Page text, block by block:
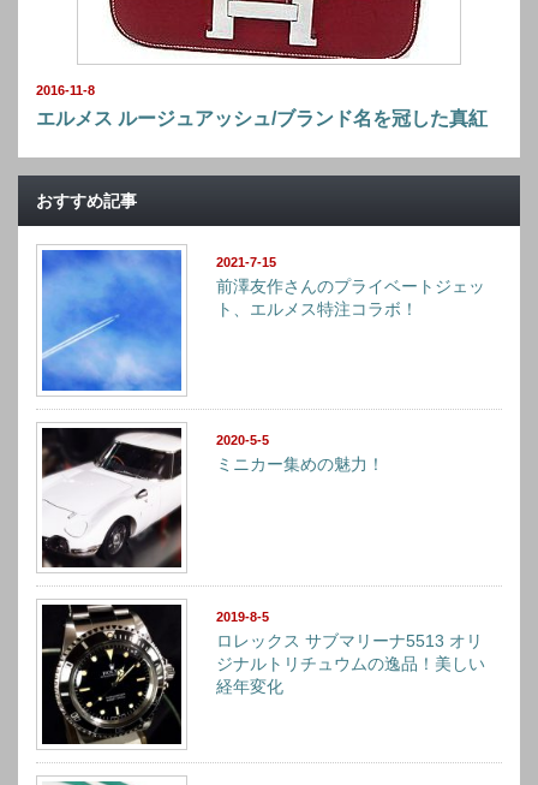
2016-11-8
エルメス ルージュアッシュ/ブランド名を冠した真紅
おすすめ記事
2021-7-15
前澤友作さんのプライベートジェッ
ト、エルメス特注コラボ！
2020-5-5
ミニカー集めの魅力！
2019-8-5
ロレックス サブマリーナ5513 オリ
ジナルトリチュウムの逸品！美しい
経年変化